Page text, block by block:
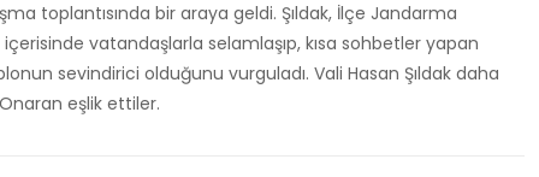
toplantısında bir araya geldi. Şıldak, İlçe Jandarma
vatandaşlarla selamlaşıp, kısa sohbetler yapan
sevindirici olduğunu vurguladı. Vali Hasan Şıldak daha
eşlik ettiler.